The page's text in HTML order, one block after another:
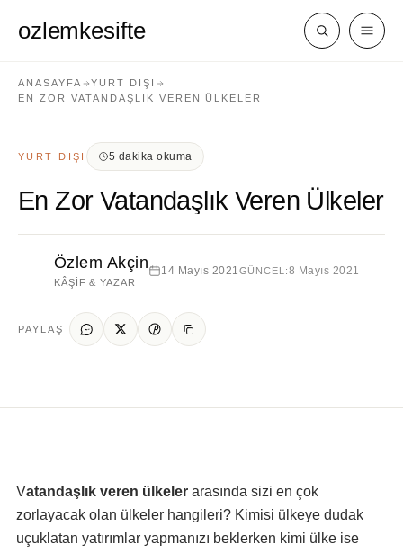
ozlemkesifte
ANASAYFA
YURT DIŞI
EN ZOR VATANDAŞLIK VEREN ÜLKELER
YURT DIŞI 5 dakika okuma
En Zor Vatandaşlık Veren Ülkeler
Özlem Akçin
KÂŞIF & YAZAR
14 Mayıs 2021GÜNCEL:8 Mayıs 2021
PAYLAŞ
Vatandaşlık veren ülkeler arasında sizi en çok
zorlayacak olan ülkeler hangileri? Kimisi ülkeye dudak
uçuklatan yatırımlar yapmanızı beklerken kimi ülke ise